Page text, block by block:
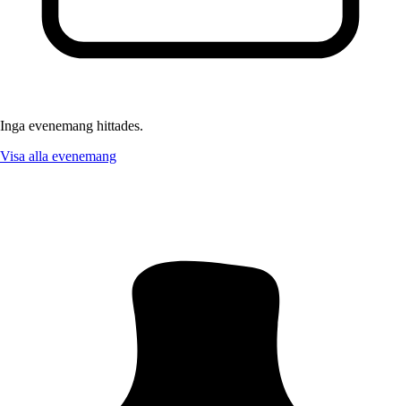
Inga evenemang hittades.
Visa alla evenemang